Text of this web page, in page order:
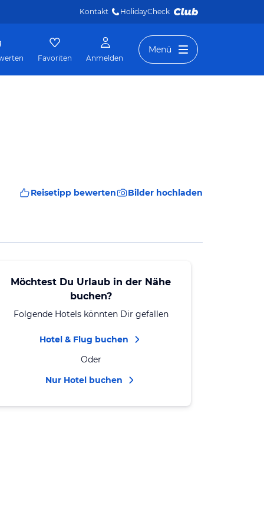
Kontakt HolidayCheck
Favoriten Anmelden
Menü
Reisetipp bewerten Bilder hochladen
Möchtest Du Urlaub in der Nähe
buchen?
Folgende Hotels könnten Dir gefallen
Hotel & Flug buchen
Oder
Nur Hotel buchen